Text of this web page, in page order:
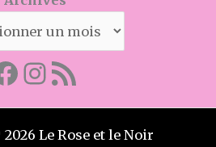
Mon instagram
Abonnez-vous par RSS
Le Rose et le Noir